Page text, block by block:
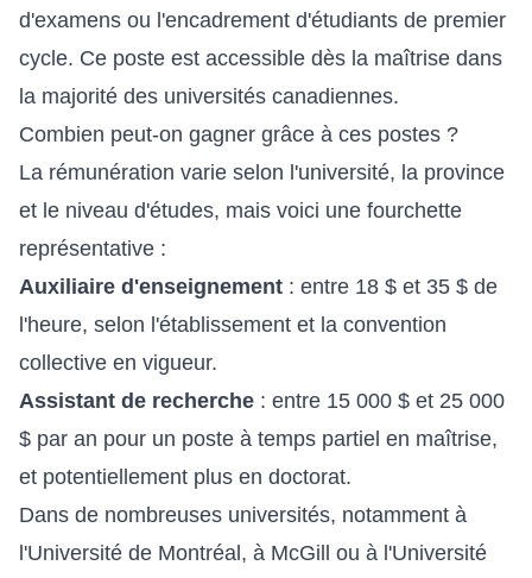
d'examens ou l'encadrement d'étudiants de premier
cycle. Ce poste est accessible dès la maîtrise dans
la majorité des universités canadiennes.
Combien peut-on gagner grâce à ces postes ?
La rémunération varie selon l'université, la province
et le niveau d'études, mais voici une fourchette
représentative :
Auxiliaire d'enseignement : entre 18 $ et 35 $ de
l'heure, selon l'établissement et la convention
collective en vigueur.
Assistant de recherche : entre 15 000 $ et 25 000
$ par an pour un poste à temps partiel en maîtrise,
et potentiellement plus en doctorat.
Dans de nombreuses universités, notamment à
l'Université de Montréal, à McGill ou à l'Université